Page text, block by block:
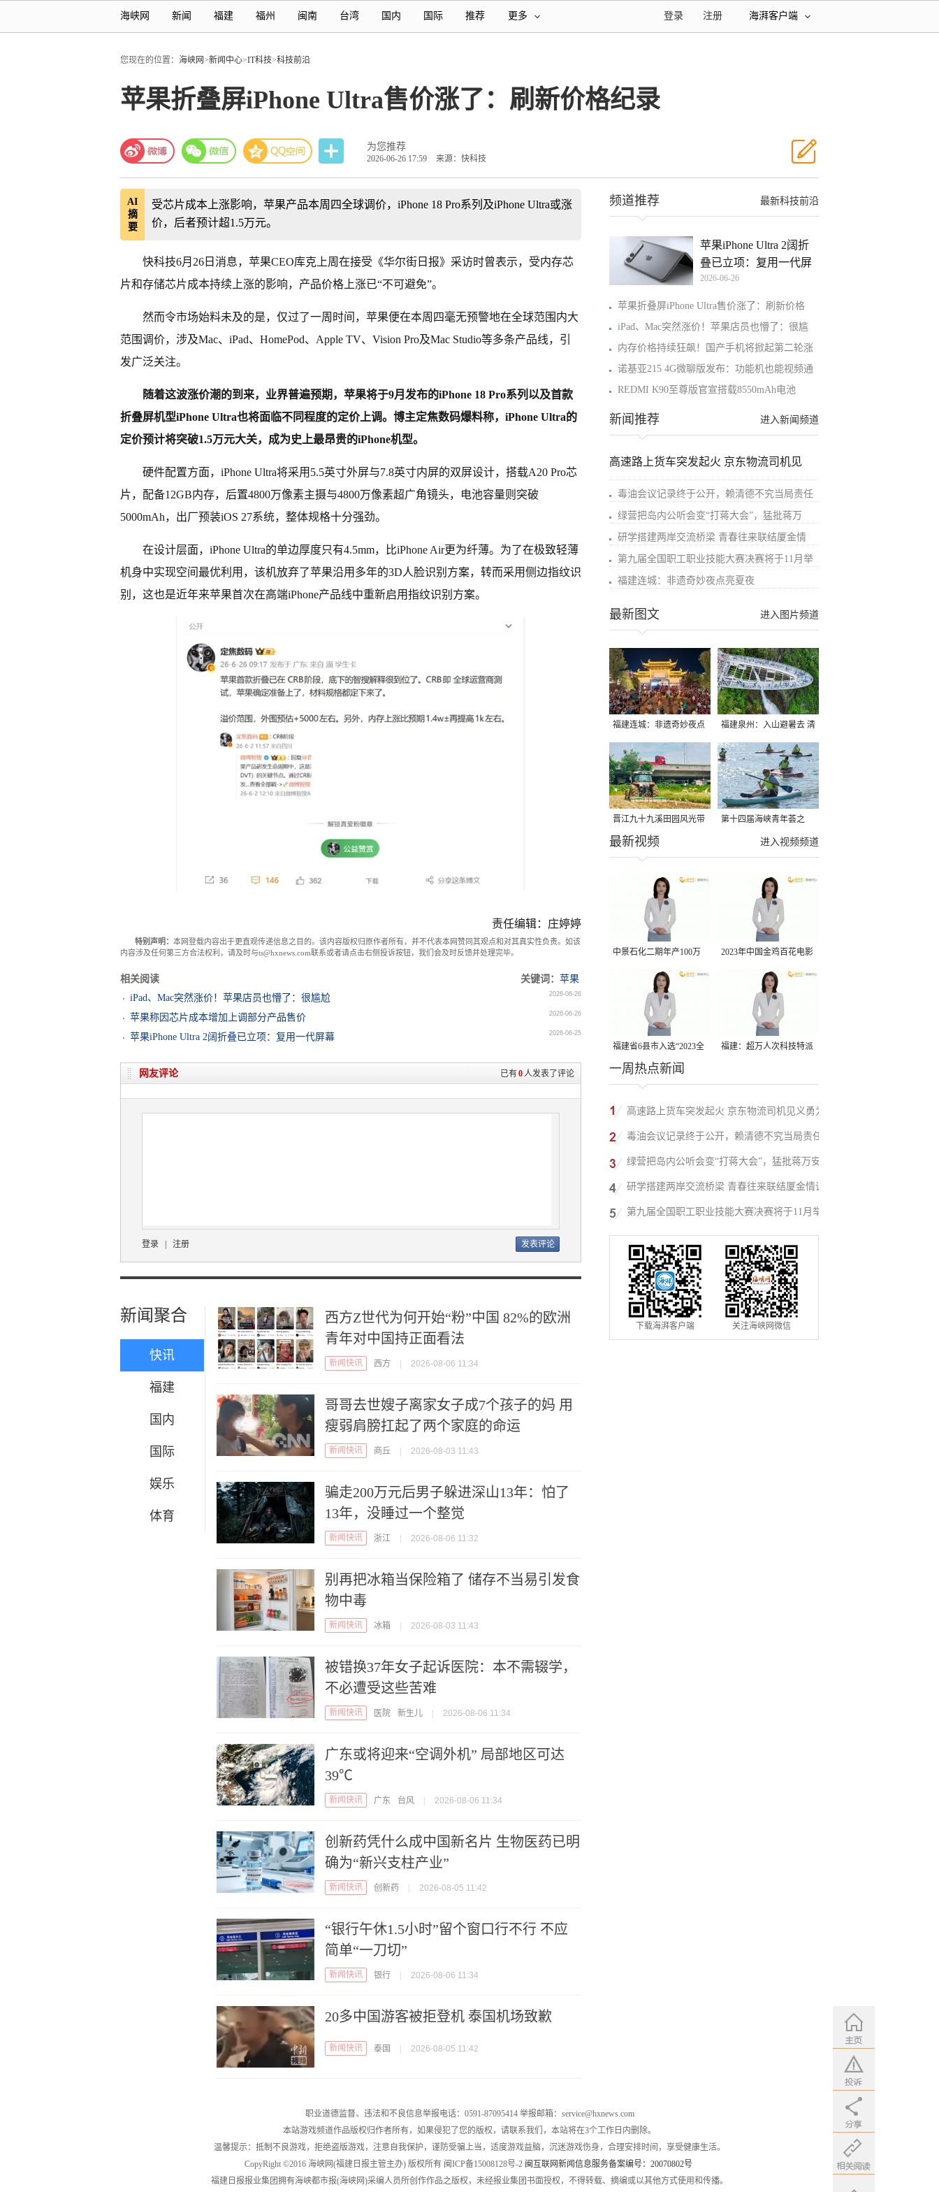
海峡网 新闻 福建 福州 闽南 台湾 国内 国际 推荐 更多 海湃客户端
注册
登录
您现在的位置： 海峡网>新闻中心>IT科技>科技前沿
苹果折叠屏iPhone Ultra售价涨了：刷新价格纪录
为您推荐
2026-06-26 17:59 来源：快科技
AI
摘
要
受芯片成本上涨影响，苹果产品本周四全球调价，iPhone 18 Pro系列及iPhone Ultra或涨
价，后者预计超1.5万元。
快科技6月26日消息，苹果CEO库克上周在接受《华尔街日报》采访时曾表示，受内存芯
片和存储芯片成本持续上涨的影响，产品价格上涨已“不可避免”。
然而令市场始料未及的是，仅过了一周时间，苹果便在本周四毫无预警地在全球范围内大
范围调价，涉及Mac、iPad、HomePod、Apple TV、Vision Pro及Mac Studio等多条产品线，引
发广泛关注。
随着这波涨价潮的到来，业界普遍预期，苹果将于9月发布的iPhone 18 Pro系列以及首款
折叠屏机型iPhone Ultra也将面临不同程度的定价上调。 博主定焦数码爆料称，iPhone Ultra的
定价预计将突破1.5万元大关，成为史上最昂贵的iPhone机型。
硬件配置方面，iPhone Ultra将采用5.5英寸外屏与7.8英寸内屏的双屏设计，搭载A20 Pro芯
片，配备12GB内存，后置4800万像素主摄与4800万像素超广角镜头，电池容量则突破
5000mAh，出厂预装iOS 27系统，整体规格十分强劲。
在设计层面，iPhone Ultra的单边厚度只有4.5mm，比iPhone Air更为纤薄。为了在极致轻薄
机身中实现空间最优利用，该机放弃了苹果沿用多年的3D人脸识别方案，转而采用侧边指纹识
别，这也是近年来苹果首次在高端iPhone产品线中重新启用指纹识别方案。
责任编辑：庄婷婷
特别声明： 本网登载内容出于更直观传递信息之目的。该内容版权归原作者所有，并不代表本网赞同其观点和对其真实性负责。如该
内容涉及任何第三方合法权利，请及时与ts@hxnews.com联系或者请点击右侧投诉按钮，我们会及时反馈并处理完毕。
相关阅读 关键词： 苹果
iPad、Mac突然涨价！苹果店员也懵了：很尴尬
2026-06-26
苹果称因芯片成本增加上调部分产品售价 2026-06-26
苹果iPhone Ultra 2阔折叠已立项：复用一代屏幕 2026-06-25
已有0 人发表了评论
网友评论
登录 | 注册
新闻聚合
快讯
福建
国内
国际
娱乐
体育
西方Z世代为何开始“粉”中国 82%的欧洲
青年对中国持正面看法
新闻快讯 西方 | 2026-08-06 11:34
哥哥去世嫂子离家女子成7个孩子的妈 用
瘦弱肩膀扛起了两个家庭的命运
新闻快讯 商丘 | 2026-08-03 11:43
骗走200万元后男子躲进深山13年：怕了
13年，没睡过一个整觉
新闻快讯 浙江 | 2026-08-06 11:32
别再把冰箱当保险箱了 储存不当易引发食
物中毒
新闻快讯 冰箱 | 2026-08-03 11:43
被错换37年女子起诉医院：本不需辍学，
不必遭受这些苦难
新闻快讯 医院 新生儿 | 2026-08-06 11:34
广东或将迎来“空调外机” 局部地区可达
39℃
新闻快讯 广东 台风 | 2026-08-06 11:34
创新药凭什么成中国新名片 生物医药已明
确为“新兴支柱产业”
新闻快讯 创新药 | 2026-08-05 11:42
“银行午休1.5小时”留个窗口行不行 不应
简单“一刀切”
新闻快讯 银行 | 2026-08-06 11:34
20多中国游客被拒登机 泰国机场致歉
新闻快讯 泰国 | 2026-08-05 11:42
最新科技前沿
频道推荐
苹果iPhone Ultra 2阔折
叠已立项：复用一代屏
2026-06-26
苹果折叠屏iPhone Ultra售价涨了：刷新价格
iPad、Mac突然涨价！苹果店员也懵了：很尴
内存价格持续狂飙！国产手机将掀起第二轮涨
诺基亚215 4G微聊版发布：功能机也能视频通
REDMI K90至尊版官宣搭载8550mAh电池
+100W
进入新闻频道
新闻推荐
高速路上货车突发起火 京东物流司机见
毒油会议记录终于公开，赖清德不究当局责任
绿营把岛内公听会变“打蒋大会”，猛批蒋万
研学搭建两岸交流桥梁 青春往来联结厦金情
第九届全国职工职业技能大赛决赛将于11月举
福建连城：非遗奇妙夜点亮夏夜
进入图片频道
最新图文
福建连城：非遗奇妙夜点
亮夏夜
福建泉州：入山避暑去 清
凉好惬意
晋江九十九溪田园风光带
千亩早稻迎来成熟收割季
第十四届海峡青年荟之
2026榕台青年大学生水上
进入视频频道
最新视频
中景石化二期年产100万
吨丙烷脱氢项目建成中交
2023年中国金鸡百花电影
节有福电影巡展31日启动
福建省6县市入选“2023全
国县域发展潜力百强县”
福建：超万人次科技特派
一周热点新闻
高速路上货车突发起火 京东物流司机见义勇为
施救挽回损失
毒油会议记录终于公开，赖清德不究当局责任
反甩锅卢秀燕，蓝营点名责任官员要求撤职下
绿营把岛内公听会变“打蒋大会”，猛批蒋万安
废除监察机构主张，遭蓝营搬出蔡英文、赖清
研学搭建两岸交流桥梁 青春往来联结厦金情谊
第九届全国职工职业技能大赛决赛将于11月举
行
下载海湃客户端 关注海峡网微信
职业道德监督、违法和不良信息举报电话：0591-87095414 举报邮箱：service@hxnews.com
本站游戏频道作品版权归作者所有，如果侵犯了您的版权，请联系我们，本站将在3个工作日内删除。
温馨提示：抵制不良游戏，拒绝盗版游戏，注意自我保护，谨防受骗上当，适度游戏益脑，沉迷游戏伤身，合理安排时间，享受健康生活。
CopyRight ©2016 海峡网(福建日报主管主办) 版权所有 闽ICP备15008128号-2 闽互联网新闻信息服务备案编号：20070802号
福建日报报业集团拥有海峡都市报(海峡网)采编人员所创作作品之版权，未经报业集团书面授权，不得转载、摘编或以其他方式使用和传播。